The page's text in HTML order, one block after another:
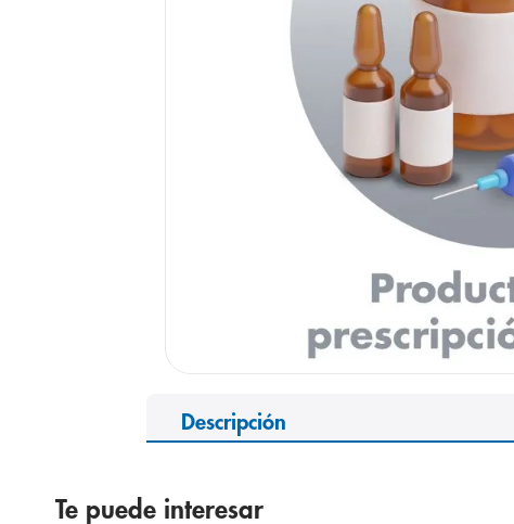
Descripción
Te puede interesar
panolini
prueba embarazo